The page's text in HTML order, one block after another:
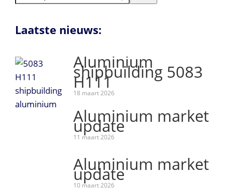
op
website
Laatste nieuws:
Aluminium
shipbuilding 5083
H111
18 maart 2026
Aluminium market
update
11 maart 2026
Aluminium market
update
10 maart 2026